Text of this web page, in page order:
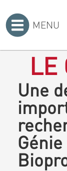
MENU
LE
Une